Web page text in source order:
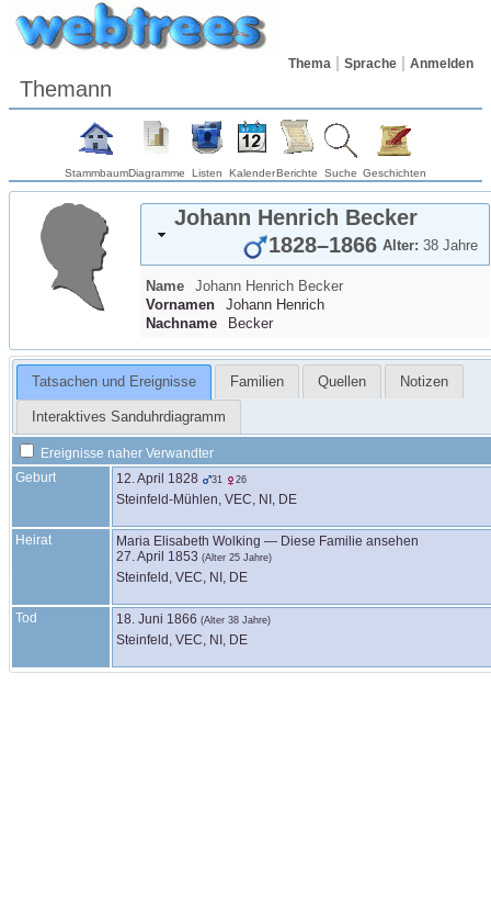
Thema Sprache Anmelden
Themann
StammbaumDiagramme Listen KalenderBerichte Suche Geschichten
Johann Henrich Becker
Alter: 38 Jahre
1828–1866
Name Johann Henrich Becker
Vornamen
Johann Henrich
Nachname
Becker
Tatsachen und Ereignisse Familien Quellen Notizen
Interaktives Sanduhrdiagramm
Ereignisse naher Verwandter
Geburt
12. April 1828 31 26
Steinfeld-Mühlen, VEC, NI, DE
Heirat Maria Elisabeth Wolking — Diese Familie ansehen
27. April 1853 (Alter 25 Jahre)
Steinfeld, VEC, NI, DE
Tod 18. Juni 1866 (Alter 38 Jahre)
Steinfeld, VEC, NI, DE